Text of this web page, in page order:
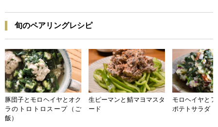
旬のペアリングレシピ
豚団子とモロヘイヤとオク
ラのトロトロスープ（ご
飯）
生ピーマンと鯖マヨマスタ
ード
モロヘイヤと
ポテトサラダ